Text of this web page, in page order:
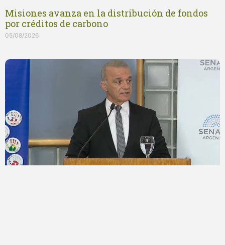
Misiones avanza en la distribución de fondos
por créditos de carbono
05/08/2026